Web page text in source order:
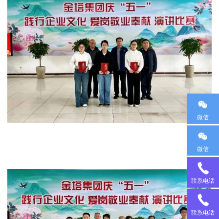
微信
微信
联系电话
18
95
联系电话
13